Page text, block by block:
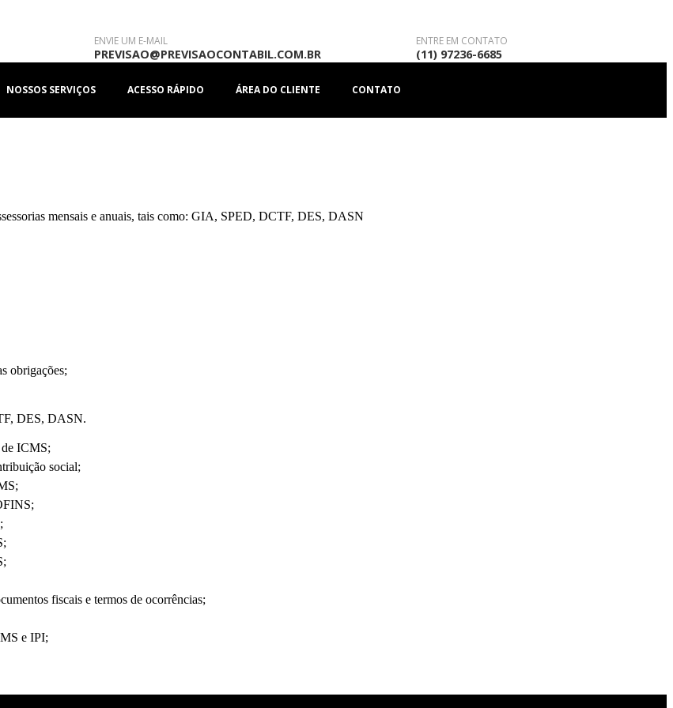
ENVIE UM E-MAIL
PREVISAO@PREVISAOCONTABIL.COM.BR
ENTRE EM CONTATO
(11) 97236-6685
NOSSOS SERVIÇOS ACESSO RÁPIDO ÁREA DO CLIENTE CONTATO
mensais e anuais, tais como: GIA, SPED, DCTF, DES, DASN
obrigações;
DES, DASN.
ICMS;
social;
fiscais e termos de ocorrências;
e IPI;